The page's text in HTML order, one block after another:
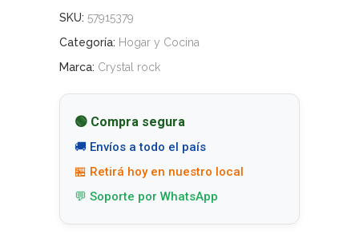
SKU: 57915379
Categoría: Hogar y Cocina
Marca: Crystal rock
🟢 Compra segura
🚚 Envíos a todo el país
🏪 Retirá hoy en nuestro local
💬 Soporte por WhatsApp